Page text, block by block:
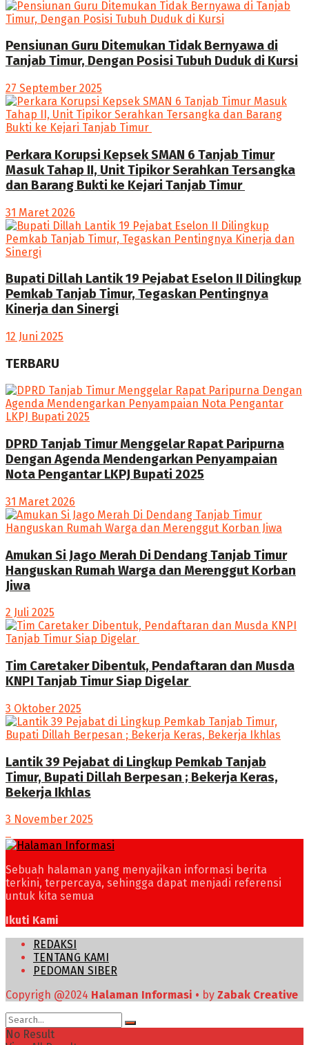
Pensiunan Guru Ditemukan Tidak Bernyawa di
Tanjab Timur, Dengan Posisi Tubuh Duduk di Kursi
27 September 2025
Perkara Korupsi Kepsek SMAN 6 Tanjab Timur
Masuk Tahap II, Unit Tipikor Serahkan Tersangka
dan Barang Bukti ke Kejari Tanjab Timur
31 Maret 2026
Bupati Dillah Lantik 19 Pejabat Eselon II Dilingkup
Pemkab Tanjab Timur, Tegaskan Pentingnya
Kinerja dan Sinergi
12 Juni 2025
TERBARU
DPRD Tanjab Timur Menggelar Rapat Paripurna
Dengan Agenda Mendengarkan Penyampaian
Nota Pengantar LKPJ Bupati 2025
31 Maret 2026
Amukan Si Jago Merah Di Dendang Tanjab Timur
Hanguskan Rumah Warga dan Merenggut Korban
Jiwa
2 Juli 2025
Tim Caretaker Dibentuk, Pendaftaran dan Musda
KNPI Tanjab Timur Siap Digelar
3 Oktober 2025
Lantik 39 Pejabat di Lingkup Pemkab Tanjab
Timur, Bupati Dillah Berpesan ; Bekerja Keras,
Bekerja Ikhlas
3 November 2025
Sebuah halaman yang menyajikan informasi berita
terkini, terpercaya, sehingga dapat menjadi referensi
untuk kita semua
Ikuti Kami
REDAKSI
TENTANG KAMI
PEDOMAN SIBER
Copyrigh @2024 Halaman Informasi • by Zabak Creative
No Result